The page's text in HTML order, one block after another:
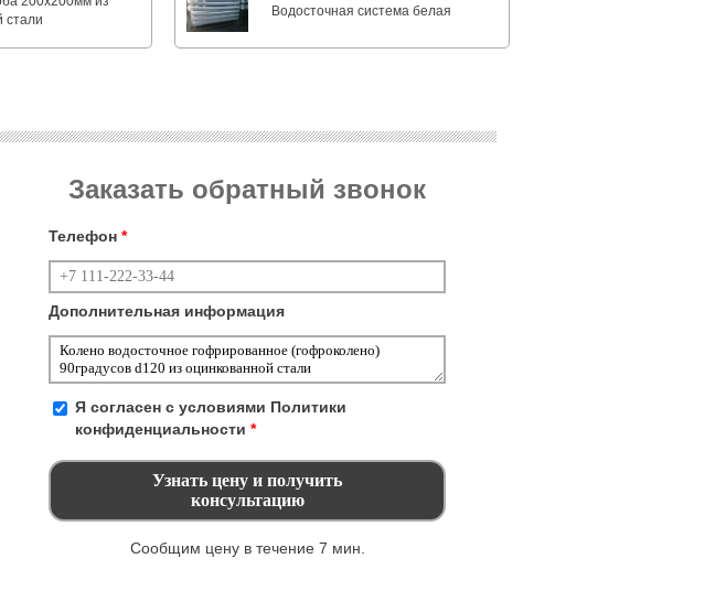
стали
Водосточная система белая
Заказать обратный звонок
Телефон *
Дополнительная информация
Я согласен с условиями Политики
конфиденциальности *
Сообщим цену в течение 7 мин.